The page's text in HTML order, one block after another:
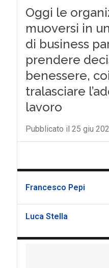
Oggi le
muoversi in
di business
prendere
benessere,
tralasciare
lavoro
Pubblicato il 25 giu
Francesco Pepi
Luca Stella